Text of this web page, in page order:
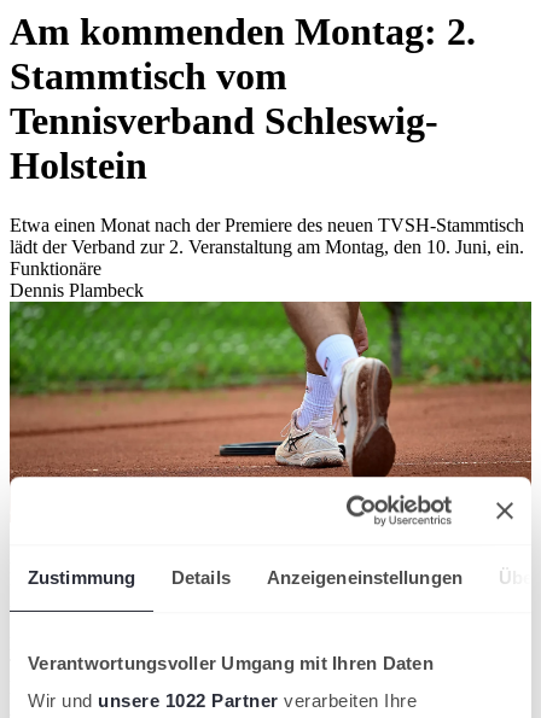
Zustimmung Details Anzeigeneinstellungen
Verantwortungsvoller Umgang mit Ihren Daten
Wir und unsere 1022 Partner verarbeiten Ihre
Am kommenden Montag: 2.
Stammtisch vom
Tennisverband Schleswig-
Holstein
Etwa einen Monat nach der Premiere des neuen TVSH-Stammtisch
lädt der Verband zur 2. Veranstaltung am Montag, den 10. Juni, ein.
Funktionäre
Dennis Plambeck
Mai von den Teilnehmern sehr begrüßt worden. Der Landesverband
Themenschwerpunkt Nachhaltigkeit. Vereine bleiben von den
Alternativen zum Schutze unseres Planeten auseinander. Des